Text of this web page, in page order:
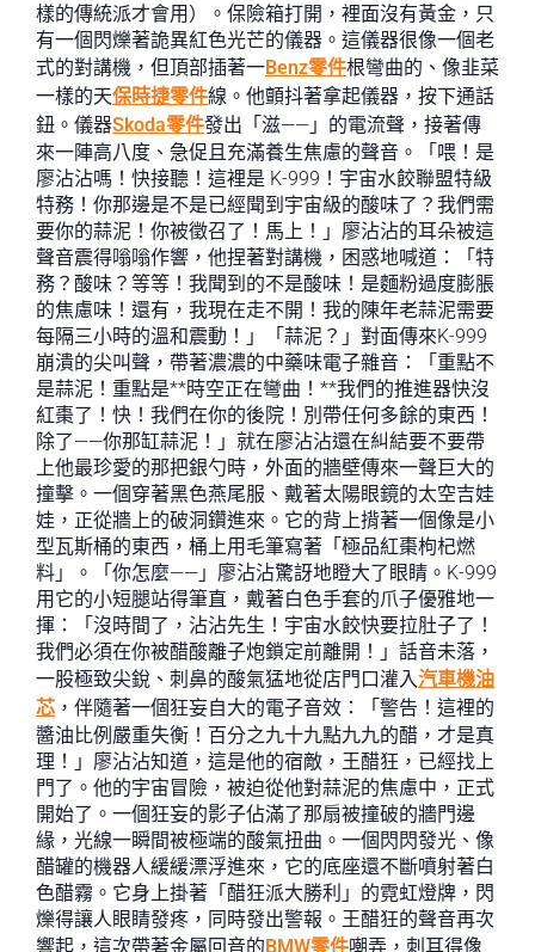
樣的傳統派才會用）。保險箱打開，裡面沒有黃金，只
有一個閃爍著詭異紅色光芒的儀器。這儀器很像一個老
式的對講機，但頂部插著一Benz零件根彎曲的、像韭菜
一樣的天保時捷零件線。他顫抖著拿起儀器，按下通話
鈕。儀器Skoda零件發出「滋——」的電流聲，接著傳
來一陣高八度、急促且充滿養生焦慮的聲音。「喂！是
廖沾沾嗎！快接聽！這裡是 K-999！宇宙水餃聯盟特級
特務！你那邊是不是已經聞到宇宙級的酸味了？我們需
要你的蒜泥！你被徵召了！馬上！」廖沾沾的耳朵被這
聲音震得嗡嗡作響，他捏著對講機，困惑地喊道：「特
務？酸味？等等！我聞到的不是酸味！是麵粉過度膨脹
的焦慮味！還有，我現在走不開！我的陳年老蒜泥需要
每隔三小時的溫和震動！」「蒜泥？」對面傳來K-999
崩潰的尖叫聲，帶著濃濃的中藥味電子雜音：「重點不
是蒜泥！重點是**時空正在彎曲！**我們的推進器快沒
紅棗了！快！我們在你的後院！別帶任何多餘的東西！
除了——你那缸蒜泥！」就在廖沾沾還在糾結要不要帶
上他最珍愛的那把銀勺時，外面的牆壁傳來一聲巨大的
撞擊。一個穿著黑色燕尾服、戴著太陽眼鏡的太空吉娃
娃，正從牆上的破洞鑽進來。它的背上揹著一個像是小
型瓦斯桶的東西，桶上用毛筆寫著「極品紅棗枸杞燃
料」。「你怎麼——」廖沾沾驚訝地瞪大了眼睛。K-999
用它的小短腿站得筆直，戴著白色手套的爪子優雅地一
揮：「沒時間了，沾沾先生！宇宙水餃快要拉肚子了！
我們必須在你被醋酸離子炮鎖定前離開！」話音未落，
一股極致尖銳、刺鼻的酸氣猛地從店門口灌入汽車機油
芯 ，伴隨著一個狂妄自大的電子音效：「警告！這裡的
醬油比例嚴重失衡！百分之九十九點九九的醋，才是真
理！」廖沾沾知道，這是他的宿敵，王醋狂，已經找上
門了。他的宇宙冒險，被迫從他對蒜泥的焦慮中，正式
開始了。一個狂妄的影子佔滿了那扇被撞破的牆門邊
緣，光線一瞬間被極端的酸氣扭曲。一個閃閃發光、像
醋罐的機器人緩緩漂浮進來，它的底座還不斷噴射著白
色醋霧。它身上掛著「醋狂派大勝利」的霓虹燈牌，閃
爍得讓人眼睛發疼，同時發出警報。王醋狂的聲音再次
響起，這次帶著金屬回音的BMW零件嘲弄，刺耳得像